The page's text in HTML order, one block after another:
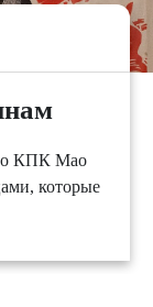
КПК Мао
которые